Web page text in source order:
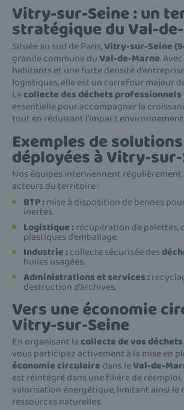
Vitry-sur-Seine : un
stratégique du Val-
Située au sud de Paris,Vitry-sur-Seine
grande commune duVal-de-Marne.
habitants et une forte densité
logistiques, elle est un carrefour majeur
Lacollecte des déchets professionnels
essentielle pour accompagner la
tout en réduisant l’impact
Exemples de solutions
déployées à Vitry-
Nos équipes interviennent régulièrement
acteurs du territoire :
BTP :mise à disposition de bennes
inertes.
Logistique :récupération de palettes,
plastiques d’emballage.
Industrie :collecte sécurisée des
huiles usagées.
Administrations et services :
destruction d’archives.
Vers une économie
Vitry-sur-Seine
En organisant lacollecte de vos
vous participez activement à la mise en
économie circulaire dans leVal-de-
est réintégré dans une filière de
valorisation énergétique, limitant ainsi le
ressources naturelles.